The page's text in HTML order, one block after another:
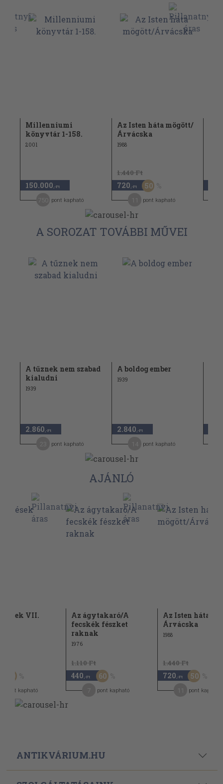
Millenniumi
könyvtár 1-158.
2001
150.000 ,-Ft
pont kapható
Az Isten háta mögött/
Árvácska
1988
1.440 Ft
720 ,-Ft 50
pont kapható
A SOROZAT TOVÁBBI MŰVEI
A tűznek nem szabad
kialudni
1939
2.860 ,-Ft
pont kapható
A boldog ember
1939
2.840 ,-Ft
pont kapható
AJÁNLÓ
VII.
50
pont kapható
Az ágytakaró/A
fecskék fészket
raknak
1976
1.110 Ft
440 ,-Ft 60
pont kapható
Az Isten háta
Árvácska
1988
1.440 Ft
720 ,-Ft 50
pont kapható
ANTIKVÁRIUM.HU